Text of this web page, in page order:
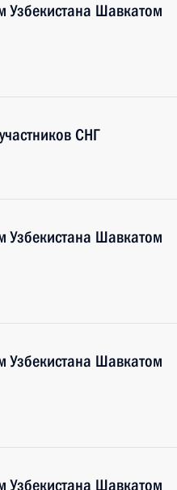
Узбекистана Шавкатом
СНГ
Узбекистана Шавкатом
Узбекистана Шавкатом
Узбекистана Шавкатом